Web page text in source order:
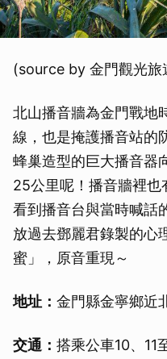
(source by 金門觀光旅
北山播音牆為金門戰地
線，也是掩護播音站的
蜂巢造型的巨大播音器
25公里呢！播音牆裡
看到播音台與當時喊話
放過去鄧麗君錄製的心
蜜」，原音重現～
地址： 金門縣金寧鄉近
交通： 搭乘公車10、11